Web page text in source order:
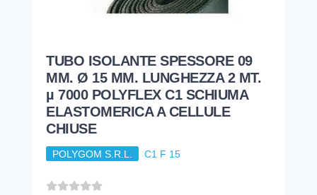
TUBO ISOLANTE SPESSORE 09
MM. Ø 15 MM. LUNGHEZZA 2 MT.
µ 7000 POLYFLEX C1 SCHIUMA
ELASTOMERICA A CELLULE
CHIUSE
POLYGOM S.R.L. C1 F 15